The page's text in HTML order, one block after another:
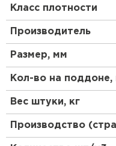
Что такое
Газобетон, или
собой легкий
производится с
извести и
производства
реакцию с известью,
создает поры в
высокие
Класс плотности
Производитель
Размер, мм
Кол-во на поддоне,
Вес штуки, кг
Производство